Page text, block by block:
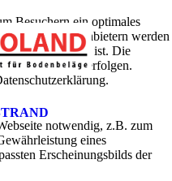
Besuchern ein optimales
von Drittanbietern werden
Option aktiviert ist. Die
einem Drittland erfolgen.
notwendig, z.B. zum
eines
Erscheinungsbilds der